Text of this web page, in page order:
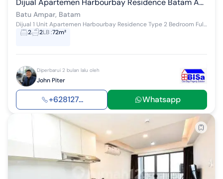
Dijual Apartemen Harbourbay Residence Batam Apartemen Harbour Bay Residence 2 Kamar Tidur Furnished
Batu Ampar, Batam
Dijual 1 Unit Apartemen Harbourbay Residence Type 2 Bedroom Full Furnish Lt6 no 8 2 KT 2 KM Luas 72 m² View City Dan Sea Full Furnish Listrik 40A...
2
2LB:72m²
Diperbarui 2 bulan lalu oleh
John Piter
+628127... Whatsapp